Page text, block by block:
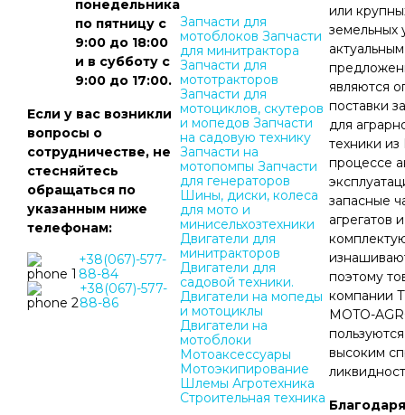
понедельника
по пятницу с
9:00 до 18:00
и в субботу с
9:00 до 17:00.
Если у вас возникли
вопросы о
сотрудничестве, не
стесняйтесь
обращаться по
указанным ниже
телефонам:
+38(067)-577-
88-84
+38(067)-577-
88-86
Запчасти для
мотоблоков Запчасти
для минитрактора
Запчасти для
мототракторов
Запчасти для
мотоциклов, скутеров
и мопедов Запчасти
на садовую технику
Запчасти на
мотопомпы Запчасти
для генераторов
Шины, диски, колеса
для мото и
минисельхозтехники
Двигатели для
минитракторов
Двигатели для
садовой техники.
Двигатели на мопеды
и мотоциклы
Двигатели на
мотоблоки
Мотоаксессуары
Мотоэкипирование
Шлемы Агротехника
Строительная техника
или
земельных
актуальным
являются
поставки
для
техники из
процессе
запасные
агрегатов и
поэтому
компании
MOTO-
пользуются
высоким
Благодаря